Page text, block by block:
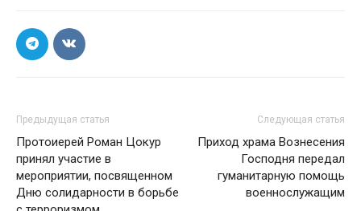
Предыдущая статья
Протоиерей Роман Цокур
принял участие в
мероприятии, посвященном
Дню солидарности в борьбе
Следующая статья
Приход храма Вознесения
Господня передал
гуманитарную помощь
военнослужащим